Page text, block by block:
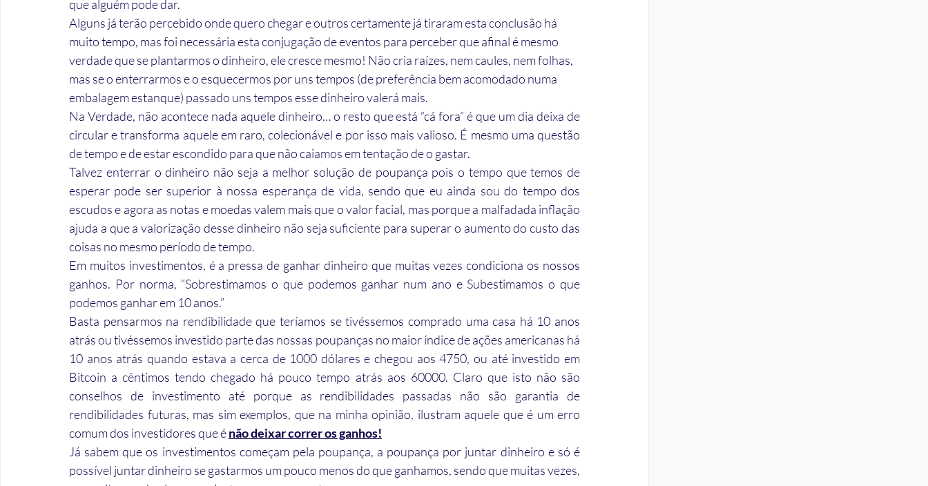
que alguém pode dar.
Alguns já terão percebido onde quero chegar e outros certamente já tiraram esta conclusão há
muito tempo, mas foi necessária esta conjugação de eventos para perceber que afinal é mesmo
verdade que se plantarmos o dinheiro, ele cresce mesmo! Não cria raízes, nem caules, nem folhas,
mas se o enterrarmos e o esquecermos por uns tempos (de preferência bem acomodado numa
embalagem estanque) passado uns tempos esse dinheiro valerá mais.
Na Verdade, não acontece nada aquele dinheiro… o resto que está “cá fora” é que um dia deixa de
circular e transforma aquele em raro, colecionável e por isso mais valioso. É mesmo uma questão
de tempo e de estar escondido para que não caiamos em tentação de o gastar.
Talvez enterrar o dinheiro não seja a melhor solução de poupança pois o tempo que temos de
esperar pode ser superior à nossa esperança de vida, sendo que eu ainda sou do tempo dos
escudos e agora as notas e moedas valem mais que o valor facial, mas porque a malfadada inflação
ajuda a que a valorização desse dinheiro não seja suficiente para superar o aumento do custo das
coisas no mesmo período de tempo.
Em muitos investimentos, é a pressa de ganhar dinheiro que muitas vezes condiciona os nossos
ganhos. Por norma, “Sobrestimamos o que podemos ganhar num ano e Subestimamos o que
podemos ganhar em 10 anos.”
Basta pensarmos na rendibilidade que teríamos se tivéssemos comprado uma casa há 10 anos
atrás ou tivéssemos investido parte das nossas poupanças no maior índice de ações americanas há
10 anos atrás quando estava a cerca de 1000 dólares e chegou aos 4750, ou até investido em
Bitcoin a cêntimos tendo chegado há pouco tempo atrás aos 60000. Claro que isto não são
conselhos de investimento até porque as rendibilidades passadas não são garantia de
rendibilidades futuras, mas sim exemplos, que na minha opinião, ilustram aquele que é um erro
comum dos investidores que é não deixar correr os ganhos!
Já sabem que os investimentos começam pela poupança, a poupança por juntar dinheiro e só é
possível juntar dinheiro se gastarmos um pouco menos do que ganhamos, sendo que muitas vezes,